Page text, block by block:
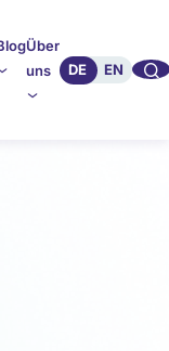
Über
uns
DE EN 🔍︎︎